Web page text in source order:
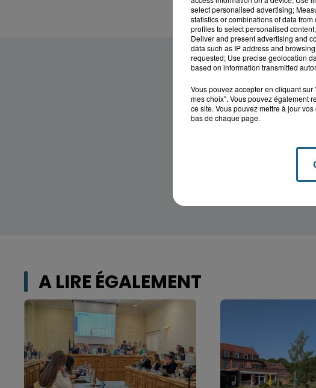
A LIRE ÉGALEMENT
select personalised advertising;
statistics or combinations of data
profiles to select personalised
Deliver and present advertising and
data such as IP address and
requested; Use precise geolocation
based on information transmitted
Vous pouvez accepter en cliquant
mes choix". Vous pouvez également
ce site. Vous pouvez mettre à jour
bas de chaque page.